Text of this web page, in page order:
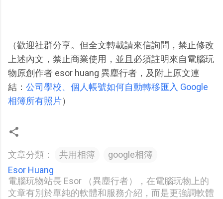
（歡迎社群分享。但全文轉載請來信詢問，禁止修改
上述內文，禁止商業使用，並且必須註明來自電腦玩
物原創作者 esor huang 異塵行者，及附上原文連
結： 公司學校、個人帳號如何自動轉移匯入 Google
相簿所有照片）
文章分類： 共用相簿
google相簿
Esor Huang
電腦玩物站長 Esor （異塵行者），在電腦玩物上的
文章有別於單純的軟體和服務介紹，而是更強調軟體